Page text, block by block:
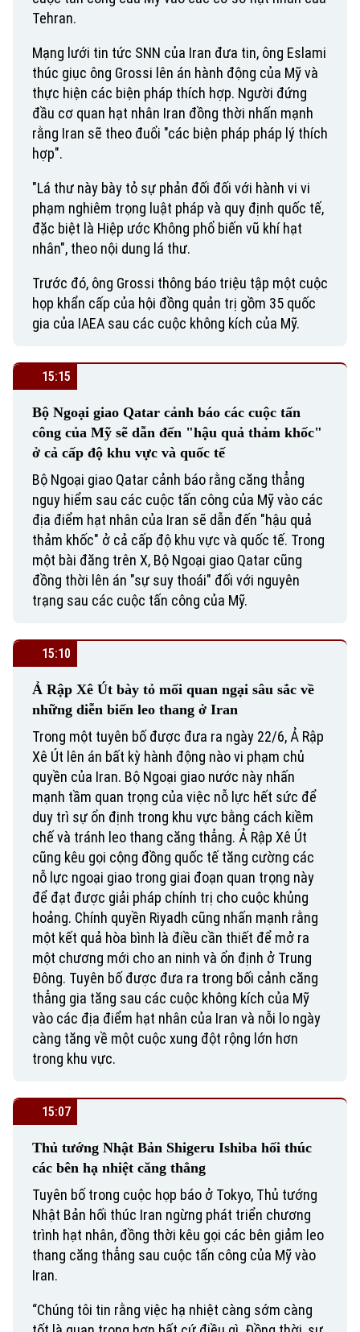
Tehran.
Mạng lưới tin tức SNN của Iran đưa tin, ông Eslami
thúc giục ông Grossi lên án hành động của Mỹ và
thực hiện các biện pháp thích hợp. Người đứng
đầu cơ quan hạt nhân Iran đồng thời nhấn mạnh
rằng Iran sẽ theo đuổi "các biện pháp pháp lý thích
hợp".
"Lá thư này bày tỏ sự phản đối đối với hành vi vi
phạm nghiêm trọng luật pháp và quy định quốc tế,
đặc biệt là Hiệp ước Không phổ biến vũ khí hạt
nhân", theo nội dung lá thư.
Trước đó, ông Grossi thông báo triệu tập một cuộc
họp khẩn cấp của hội đồng quản trị gồm 35 quốc
gia của IAEA sau các cuộc không kích của Mỹ.
15:15
Bộ Ngoại giao Qatar cảnh báo các cuộc tấn
công của Mỹ sẽ dẫn đến "hậu quả thảm khốc"
ở cả cấp độ khu vực và quốc tế
Bộ Ngoại giao Qatar cảnh báo rằng căng thẳng
nguy hiểm sau các cuộc tấn công của Mỹ vào các
địa điểm hạt nhân của Iran sẽ dẫn đến "hậu quả
thảm khốc" ở cả cấp độ khu vực và quốc tế. Trong
một bài đăng trên X, Bộ Ngoại giao Qatar cũng
đồng thời lên án "sự suy thoái" đối với nguyên
trạng sau các cuộc tấn công của Mỹ.
15:10
Ả Rập Xê Út bày tỏ mối quan ngại sâu sắc về
những diễn biến leo thang ở Iran
Trong một tuyên bố được đưa ra ngày 22/6, Ả Rập
Xê Út lên án bất kỳ hành động nào vi phạm chủ
quyền của Iran. Bộ Ngoại giao nước này nhấn
mạnh tầm quan trọng của việc nỗ lực hết sức để
duy trì sự ổn định trong khu vực bằng cách kiềm
chế và tránh leo thang căng thẳng. Ả Rập Xê Út
cũng kêu gọi cộng đồng quốc tế tăng cường các
nỗ lực ngoại giao trong giai đoạn quan trọng này
để đạt được giải pháp chính trị cho cuộc khủng
hoảng. Chính quyền Riyadh cũng nhấn mạnh rằng
một kết quả hòa bình là điều cần thiết để mở ra
một chương mới cho an ninh và ổn định ở Trung
Đông. Tuyên bố được đưa ra trong bối cảnh căng
thẳng gia tăng sau các cuộc không kích của Mỹ
vào các địa điểm hạt nhân của Iran và nỗi lo ngày
càng tăng về một cuộc xung đột rộng lớn hơn
trong khu vực.
15:07
Thủ tướng Nhật Bản Shigeru Ishiba hối thúc
các bên hạ nhiệt căng thẳng
Tuyên bố trong cuộc họp báo ở Tokyo, Thủ tướng
Nhật Bản hối thúc Iran ngừng phát triển chương
trình hạt nhân, đồng thời kêu gọi các bên giảm leo
thang căng thẳng sau cuộc tấn công của Mỹ vào
Iran.
“Chúng tôi tin rằng việc hạ nhiệt càng sớm càng